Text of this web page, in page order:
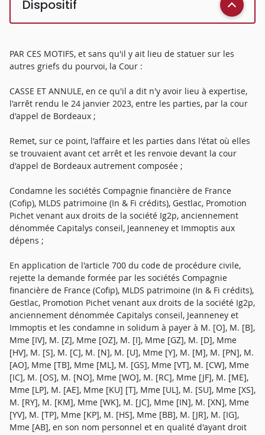
Dispositif
PAR CES MOTIFS, et sans qu'il y ait lieu de statuer sur les
autres griefs du pourvoi, la Cour :
CASSE ET ANNULE, en ce qu'il a dit n'y avoir lieu à expertise,
l'arrêt rendu le 24 janvier 2023, entre les parties, par la cour
d'appel de Bordeaux ;
Remet, sur ce point, l'affaire et les parties dans l'état où elles
se trouvaient avant cet arrêt et les renvoie devant la cour
d'appel de Bordeaux autrement composée ;
Condamne les sociétés Compagnie financière de France
(Cofip), MLDS patrimoine (In & Fi crédits), Gestlac, Promotion
Pichet venant aux droits de la société Ig2p, anciennement
dénommée Capitalys conseil, Jeanneney et Immoptis aux
dépens ;
En application de l'article 700 du code de procédure civile,
rejette la demande formée par les sociétés Compagnie
financière de France (Cofip), MLDS patrimoine (In & Fi crédits),
Gestlac, Promotion Pichet venant aux droits de la société Ig2p,
anciennement dénommée Capitalys conseil, Jeanneney et
Immoptis et les condamne in solidum à payer à M. [O], M. [B],
Mme [IV], M. [Z], Mme [OZ], M. [I], Mme [GZ], M. [D], Mme
[HV], M. [S], M. [C], M. [N], M. [U], Mme [Y], M. [M], M. [PN], M.
[AO], Mme [TB], Mme [ML], M. [GS], Mme [VT], M. [CW], Mme
[IC], M. [OS], M. [NO], Mme [WO], M. [RC], Mme [JF], M. [ME],
Mme [LP], M. [AE], Mme [KU] [T], Mme [UL], M. [SU], Mme [XS],
M. [RY], M. [KM], Mme [WK], M. [JC], Mme [IN], M. [XN], Mme
[YV], M. [TP], Mme [KP], M. [HS], Mme [BB], M. [JR], M. [IG],
Mme [AB], en son nom personnel et en qualité d'ayant droit